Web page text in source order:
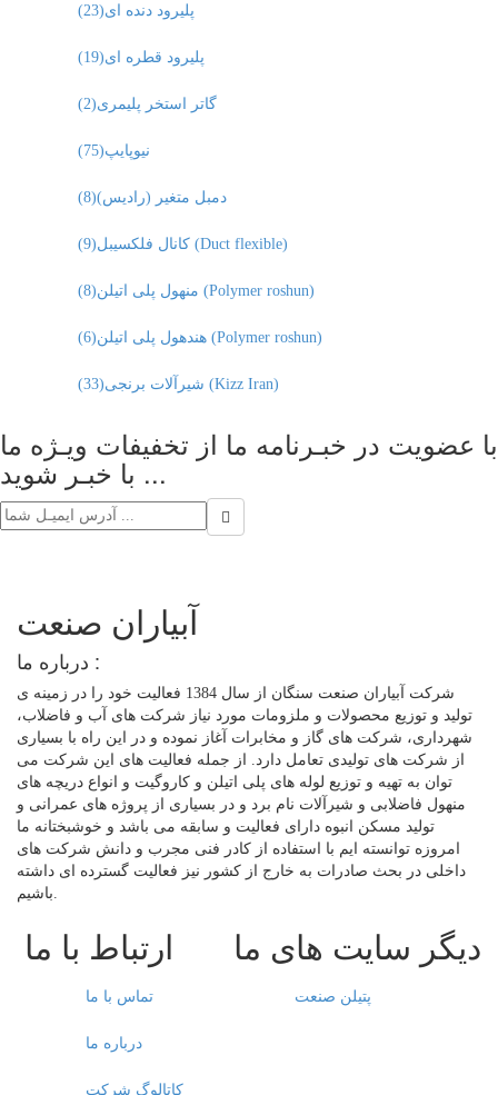
(23)پلیرود دنده ای
(19)پلیرود قطره ای
(2)گاتر استخر پلیمری
(75)نیوپایپ
(8)دمبل متغیر (رادیس)
(9) کانال فلکسیبل (Duct flexible)
(8) منهول پلی اتیلن (Polymer roshun)
(6) هندهول پلی اتیلن (Polymer roshun)
(33) شیرآلات برنجی (Kizz Iran)
با عضویت در خبـرنامه ما از تخفیفات ویـژه ما
با خبـر شوید ...
آبیاران صنعت
درباره ما :
شرکت آبیاران صنعت سنگان از سال 1384 فعالیت خود را در زمینه ی
تولید و توزیع محصولات و ملزومات مورد نیاز شرکت های آب و فاضلاب،
شهرداری، شرکت های گاز و مخابرات آغاز نموده و در این راه با بسیاری
از شرکت های تولیدی تعامل دارد. از جمله فعالیت های این شرکت می
توان به تهیه و توزیع لوله های پلی اتیلن و کاروگیت و انواع دریچه های
منهول فاضلابی و شیرآلات نام برد و در بسیاری از پروژه های عمرانی و
تولید مسکن انبوه دارای فعالیت و سابقه می باشد و خوشبختانه ما
امروزه توانسته ایم با استفاده از کادر فنی مجرب و دانش شرکت های
داخلی در بحث صادرات به خارج از کشور نیز فعالیت گسترده ای داشته
دیگر سایت های ما
پتیلن صنعت
ارتباط با ما
تماس با ما
درباره ما
کاتالوگ شرکت